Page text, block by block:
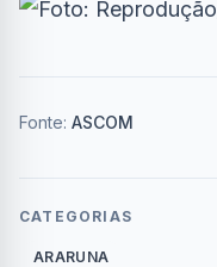
Fonte: ASCOM
CATEGORIAS
ARARUNA